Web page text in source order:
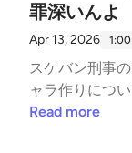
罪深いんよ
Apr 13, 2026
スケバン刑事
ャラ作りにつ
戦』シリーズ
Read more